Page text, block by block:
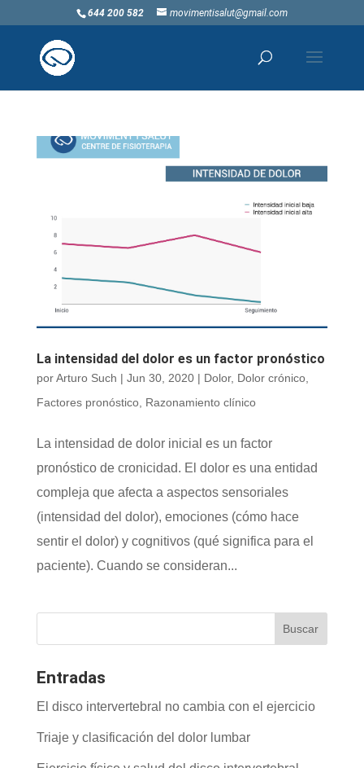
644 200 582 movimentisalut@gmail.com
La intensidad del dolor es un factor pronóstico
porArturo Such | Jun 30, 2020| Dolor, Dolor crónico,
Factores pronóstico, Razonamiento clínico
La intensidad de dolor inicial es un factor
pronóstico de cronicidad. El dolor es una entidad
compleja que afecta a aspectos sensoriales
(intensidad del dolor), emociones (cómo hace
sentir el dolor) y cognitivos (qué significa para el
paciente). Cuando se consideran...
Entradas
El disco intervertebral no cambia con el ejercicio
Triaje y clasificación del dolor lumbar